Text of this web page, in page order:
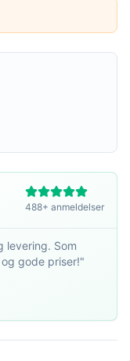
488+ anmeldelser
levering. Som
gode priser!"